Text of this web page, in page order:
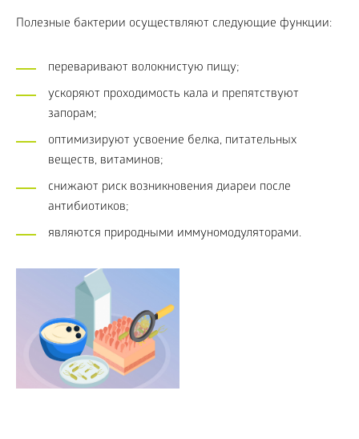
Полезные бактерии осуществляют следующие функции:
переваривают волокнистую пищу;
ускоряют проходимость кала и препятствуют
запорам;
оптимизируют усвоение белка, питательных
веществ, витаминов;
снижают риск возникновения диареи после
антибиотиков;
являются природными иммуномодуляторами.